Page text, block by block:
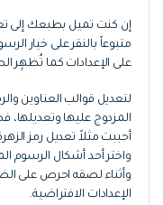
إن كنت تميل بطبعك إلى
على الإعدادات كما تُظهِِر
لتعديل قوالب العناوين
المزدوج عليها
أحببت مثلاً تعديل رمز
واختر أحد أشكال الرسوم
وأثناء لصقه احرص على
الإعدادات الافتراضية.